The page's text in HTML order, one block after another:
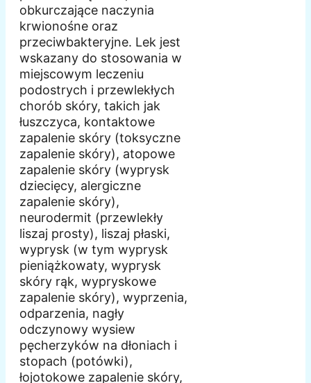
obkurczające naczynia
krwionośne oraz
przeciwbakteryjne. Lek jest
wskazany do stosowania w
miejscowym leczeniu
podostrych i przewlekłych
chorób skóry, takich jak
łuszczyca, kontaktowe
zapalenie skóry (toksyczne
zapalenie skóry), atopowe
zapalenie skóry (wyprysk
dziecięcy, alergiczne
zapalenie skóry),
neurodermit (przewlekły
liszaj prosty), liszaj płaski,
wyprysk (w tym wyprysk
pieniążkowaty, wyprysk
skóry rąk, wypryskowe
zapalenie skóry), wyprzenia,
odparzenia, nagły
odczynowy wysiew
pęcherzyków na dłoniach i
stopach (potówki),
łojotokowe zapalenie skóry,